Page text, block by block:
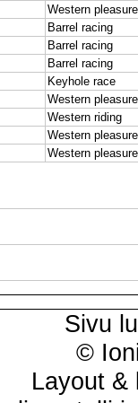
Western pleasure
Barrel racing
Barrel racing
Barrel racing
Keyhole race
Western pleasure
Western riding
Western pleasure
Western pleasure
Sivu
©
Layout &